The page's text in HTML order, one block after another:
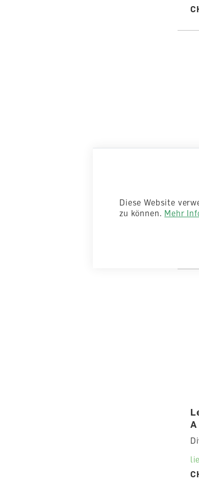
A
Diese Website
zu können. Mehr